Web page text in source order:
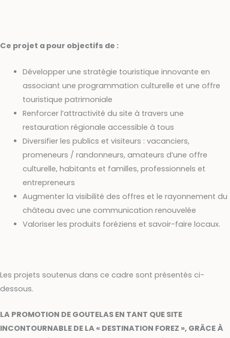
Ce projet a pour objectifs de :
Développer une stratégie touristique innovante en
associant une programmation culturelle et une offre
touristique patrimoniale
Renforcer l’attractivité du site à travers une
restauration régionale accessible à tous
Diversifier les publics et visiteurs : vacanciers,
promeneurs / randonneurs, amateurs d’une offre
culturelle, habitants et familles, professionnels et
entrepreneurs
Augmenter la visibilité des offres et le rayonnement du
château avec une communication renouvelée
Valoriser les produits foréziens et savoir-faire locaux.
Les projets soutenus dans ce cadre sont présentés ci-
dessous.
LA PROMOTION DE GOUTELAS EN TANT QUE SITE
INCONTOURNABLE DE LA « DESTINATION FOREZ », GRÂCE À